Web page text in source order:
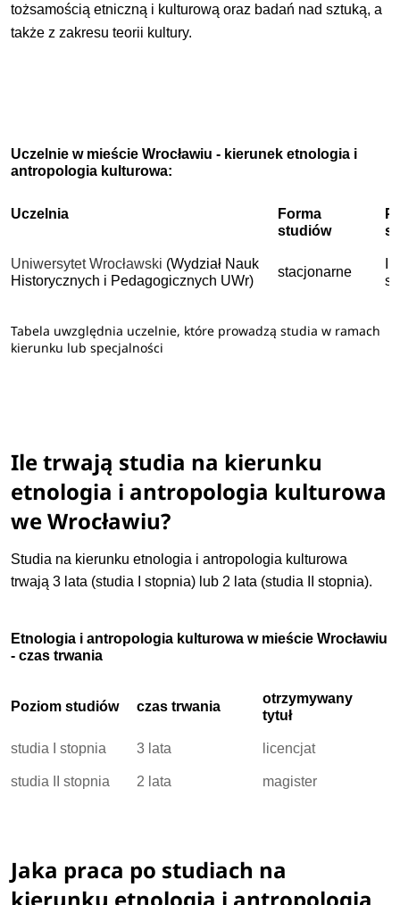
tożsamością etniczną i kulturową oraz badań nad sztuką, a
także z zakresu teorii kultury.
Uczelnie w mieście Wrocławiu - kierunek etnologia i
antropologia kulturowa:
Uczelnia
Forma
studiów
Uniwersytet Wrocławski (Wydział Nauk
Historycznych i Pedagogicznych UWr)
stacjonarne
Tabela uwzględnia uczelnie, które prowadzą studia w ramach
kierunku lub specjalności
Ile trwają studia na kierunku
etnologia i antropologia kulturowa
we Wrocławiu?
Studia na kierunku etnologia i antropologia kulturowa
trwają 3 lata (studia I stopnia) lub 2 lata (studia II stopnia).
Etnologia i antropologia kulturowa w mieście Wrocławiu
- czas trwania
Poziom studiów czas trwania
otrzymywany
tytuł
studia I stopnia 3 lata licencjat
studia II stopnia 2 lata magister
Jaka praca po studiach na